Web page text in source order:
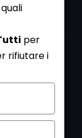
realizzata
aver letto
al trattamento
per
rifiutare i